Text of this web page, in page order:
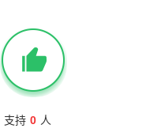
支持 0 人